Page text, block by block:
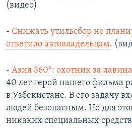
(видео)
- Снижать утильсбор не
ответило автовладельцам.
- Азия 360°: охотник за
40 лет герой нашего фильма
в Узбекистане. В его задачу
людей безопасным. Но для
никаких специальных